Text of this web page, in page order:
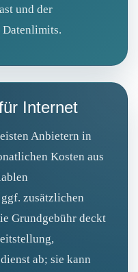
und der
Internet
Anbietern in
Kosten aus
zusätzlichen
Grundgebühr deckt
ab; sie kann